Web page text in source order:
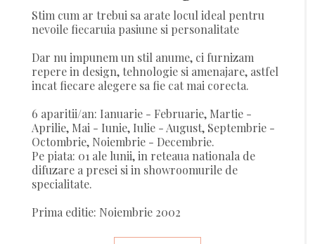
Stim cum ar trebui sa arate locul ideal pentru
nevoile fiecaruia pasiune si personalitate
Dar nu impunem un stil anume, ci furnizam
repere in design, tehnologie si amenajare, astfel
incat fiecare alegere sa fie cat mai corecta.
6 aparitii/an: Ianuarie - Februarie, Martie -
Aprilie, Mai - Iunie, Iulie - August, Septembrie -
Octombrie, Noiembrie - Decembrie.
Pe piata: 01 ale lunii, in reteaua nationala de
difuzare a presei si in showroomurile de
specialitate.
Prima editie: Noiembrie 2002